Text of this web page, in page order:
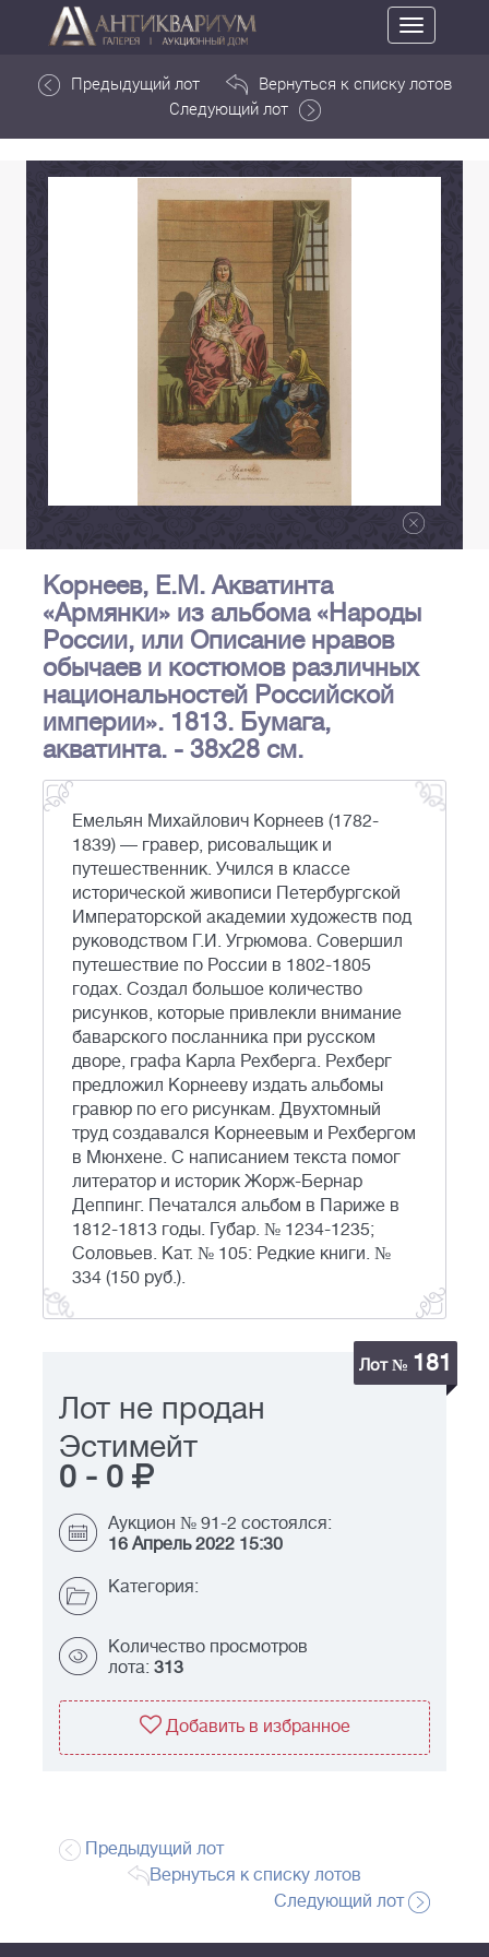
Toggle
navigation
Предыдущий лот
Вернуться к списку лотов
Следующий лот
Корнеев, Е.М. Акватинта
«Армянки» из альбома «Народы
России, или Описание нравов
обычаев и костюмов различных
национальностей Российской
империи». 1813. Бумага,
акватинта. - 38х28 см.
Емельян Михайлович Корнеев (1782-
1839) — гравер, рисовальщик и
путешественник. Учился в классе
исторической живописи Петербургской
Императорской академии художеств под
руководством Г.И. Угрюмова. Совершил
путешествие по России в 1802-1805
годах. Создал большое количество
рисунков, которые привлекли внимание
баварского посланника при русском
дворе, графа Карла Рехберга. Рехберг
предложил Корнееву издать альбомы
гравюр по его рисункам. Двухтомный
труд создавался Корнеевым и Рехбергом
в Мюнхене. С написанием текста помог
литератор и историк Жорж-Бернар
Деппинг. Печатался альбом в Париже в
1812-1813 годы. Губар. № 1234-1235;
Соловьев. Кат. № 105: Редкие книги. №
334 (150 руб.).
Лот № 181
Лот не продан
Эстимейт
0 - 0
Аукцион № 91-2 состоялся:
16 Апрель 2022 15:30
Категория:
Количество просмотров
лота: 313
Добавить в избранное
Предыдущий лот
Вернуться к списку лотов
Следующий лот